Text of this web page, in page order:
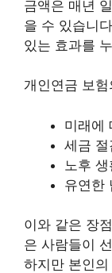
금액은 매년
을 수 있습니
있는 효과를
개인연금 보
미래에
세금
노후
유연한
이와 같은 장
은 사람들이
하지만 본인